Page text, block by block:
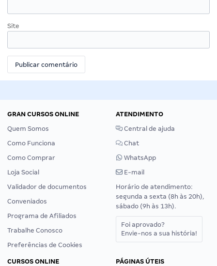
Site
GRAN CURSOS ONLINE
Quem Somos
Como Funciona
Como Comprar
Loja Social
Validador de documentos
Conveniados
Programa de Afiliados
Trabalhe Conosco
Preferências de Cookies
ATENDIMENTO
Central de ajuda
Chat
WhatsApp
E-mail
Horário de atendimento:
segunda a sexta (8h às 20h),
sábado (9h às 13h).
Foi aprovado?
Envie-nos a sua história!
CURSOS ONLINE
PÁGINAS ÚTEIS